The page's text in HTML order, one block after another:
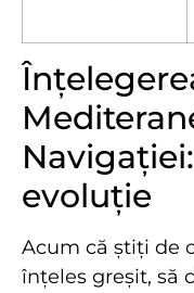
evoluție
Acum că știți de
înțeles greșit, să